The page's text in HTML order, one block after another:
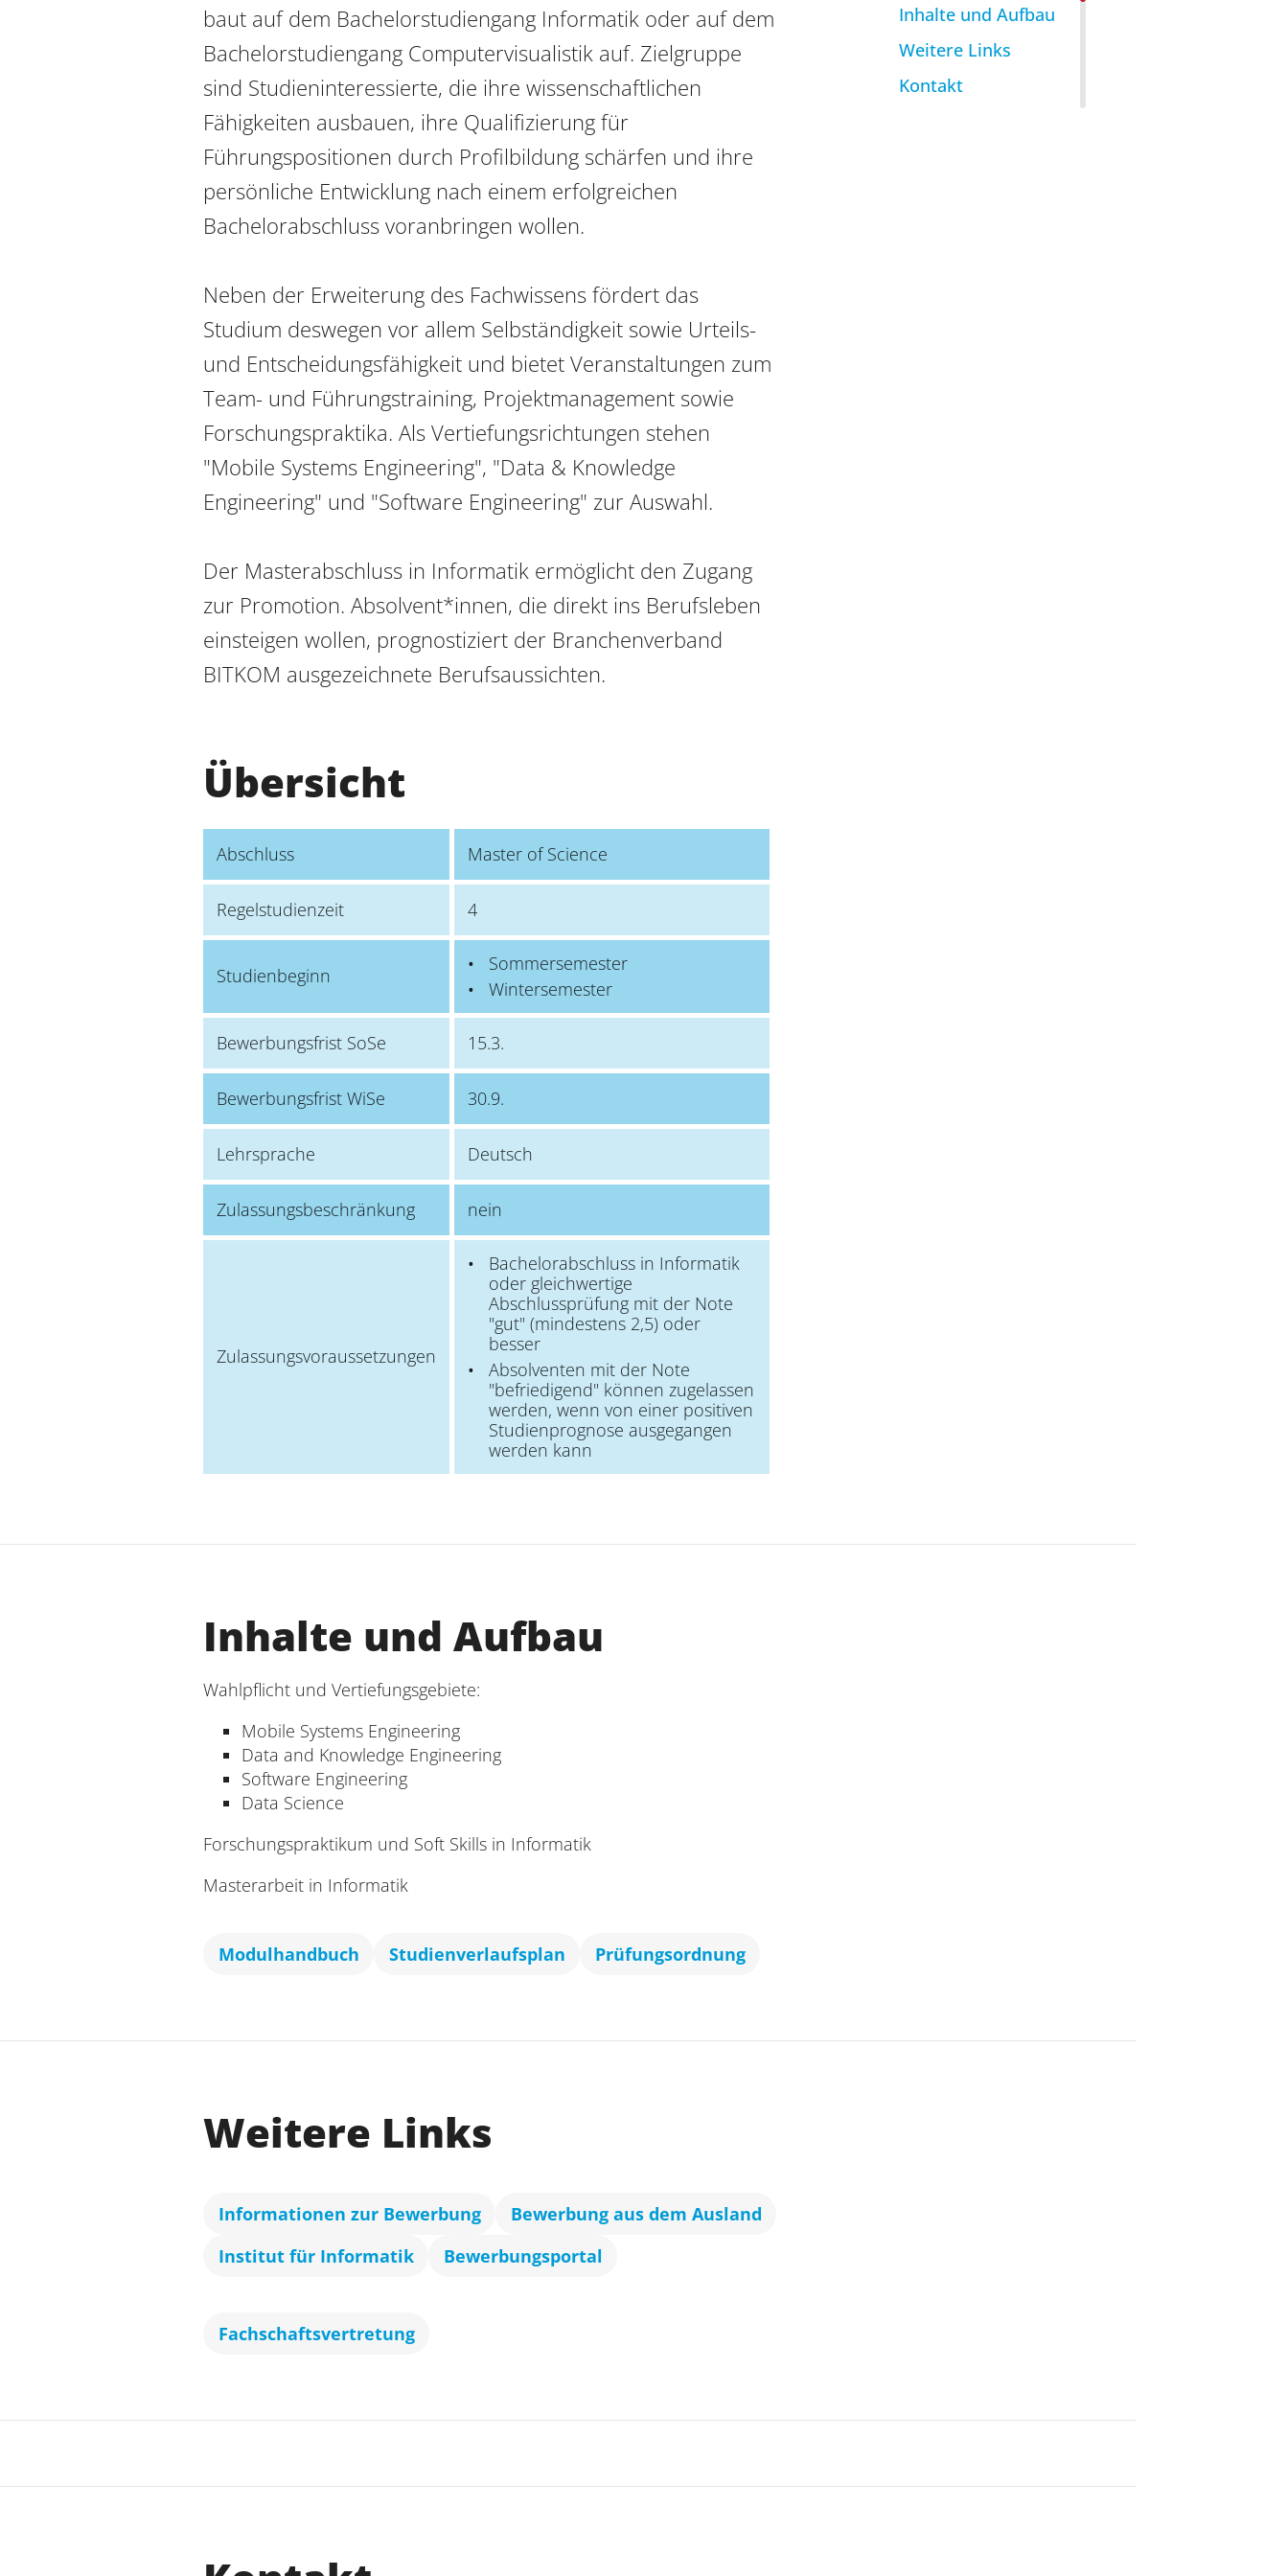
Inhalte und Aufbau
Weitere Links
Kontakt
baut auf dem Bachelorstudiengang Informatik oder auf dem
Bachelorstudiengang Computervisualistik auf. Zielgruppe
sind Studieninteressierte, die ihre wissenschaftlichen
Fähigkeiten ausbauen, ihre Qualifizierung für
Führungspositionen durch Profilbildung schärfen und ihre
persönliche Entwicklung nach einem erfolgreichen
Bachelorabschluss voranbringen wollen.
Neben der Erweiterung des Fachwissens fördert das
Studium deswegen vor allem Selbständigkeit sowie Urteils-
und Entscheidungsfähigkeit und bietet Veranstaltungen zum
Team- und Führungstraining, Projektmanagement sowie
Forschungspraktika. Als Vertiefungsrichtungen stehen
"Mobile Systems Engineering", "Data & Knowledge
Engineering" und "Software Engineering" zur Auswahl.
Der Masterabschluss in Informatik ermöglicht den Zugang
zur Promotion. Absolvent*innen, die direkt ins Berufsleben
einsteigen wollen, prognostiziert der Branchenverband
BITKOM ausgezeichnete Berufsaussichten.
Übersicht
Abschluss Master of Science
Regelstudienzeit 4
Studienbeginn
Sommersemester
Wintersemester
Bewerbungsfrist SoSe 15.3.
Bewerbungsfrist WiSe 30.9.
Lehrsprache Deutsch
Zulassungsbeschränkung nein
Zulassungsvoraussetzungen
Bachelorabschluss in Informatik
oder gleichwertige
Abschlussprüfung mit der Note
"gut" (mindestens 2,5) oder
besser
Absolventen mit der Note
"befriedigend" können zugelassen
werden, wenn von einer positiven
Studienprognose ausgegangen
werden kann
Inhalte und Aufbau
Wahlpflicht und Vertiefungsgebiete:
Mobile Systems Engineering
Data and Knowledge Engineering
Software Engineering
Data Science
Forschungspraktikum und Soft Skills in Informatik
Masterarbeit in Informatik
Modulhandbuch Studienverlaufsplan Prüfungsordnung
Weitere Links
Informationen zur Bewerbung
Bewerbung aus dem Ausland
Institut für Informatik
Bewerbungsportal
Fachschaftsvertretung